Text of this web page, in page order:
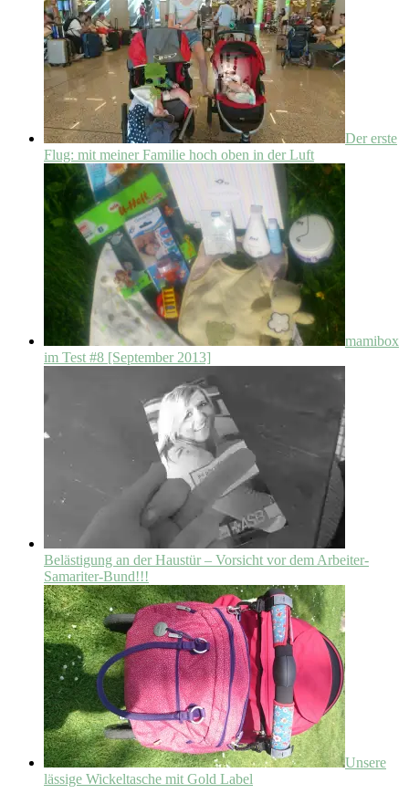
Der erste
Flug: mit meiner Familie hoch oben in der Luft
mamibox
im Test #8 [September 2013]
Belästigung an der Haustür – Vorsicht vor dem Arbeiter-
Samariter-Bund!!!
Unsere
lässige Wickeltasche mit Gold Label